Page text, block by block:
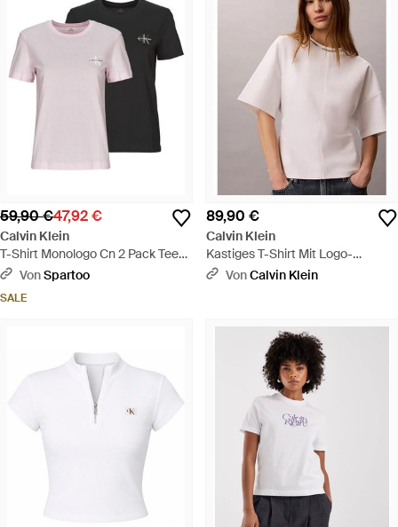
59,90 €47,92 €
Calvin Klein
T-Shirt Monologo Cn 2 Pack Tee
X2 - Pink
VonSpartoo
SALE
89,90 €
Calvin Klein
Kastiges T-Shirt Mit Logo-
Jacquardmuster - Braun
VonCalvin Klein